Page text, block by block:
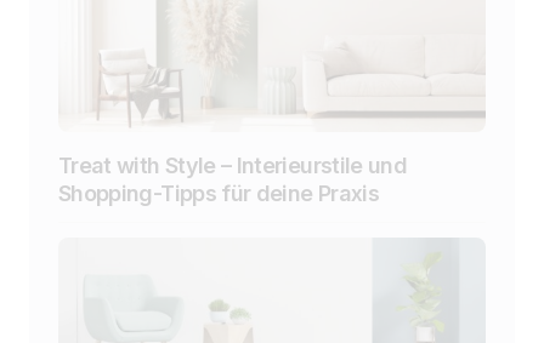
Treat with Style – Interieurstile und
Shopping-Tipps für deine Praxis